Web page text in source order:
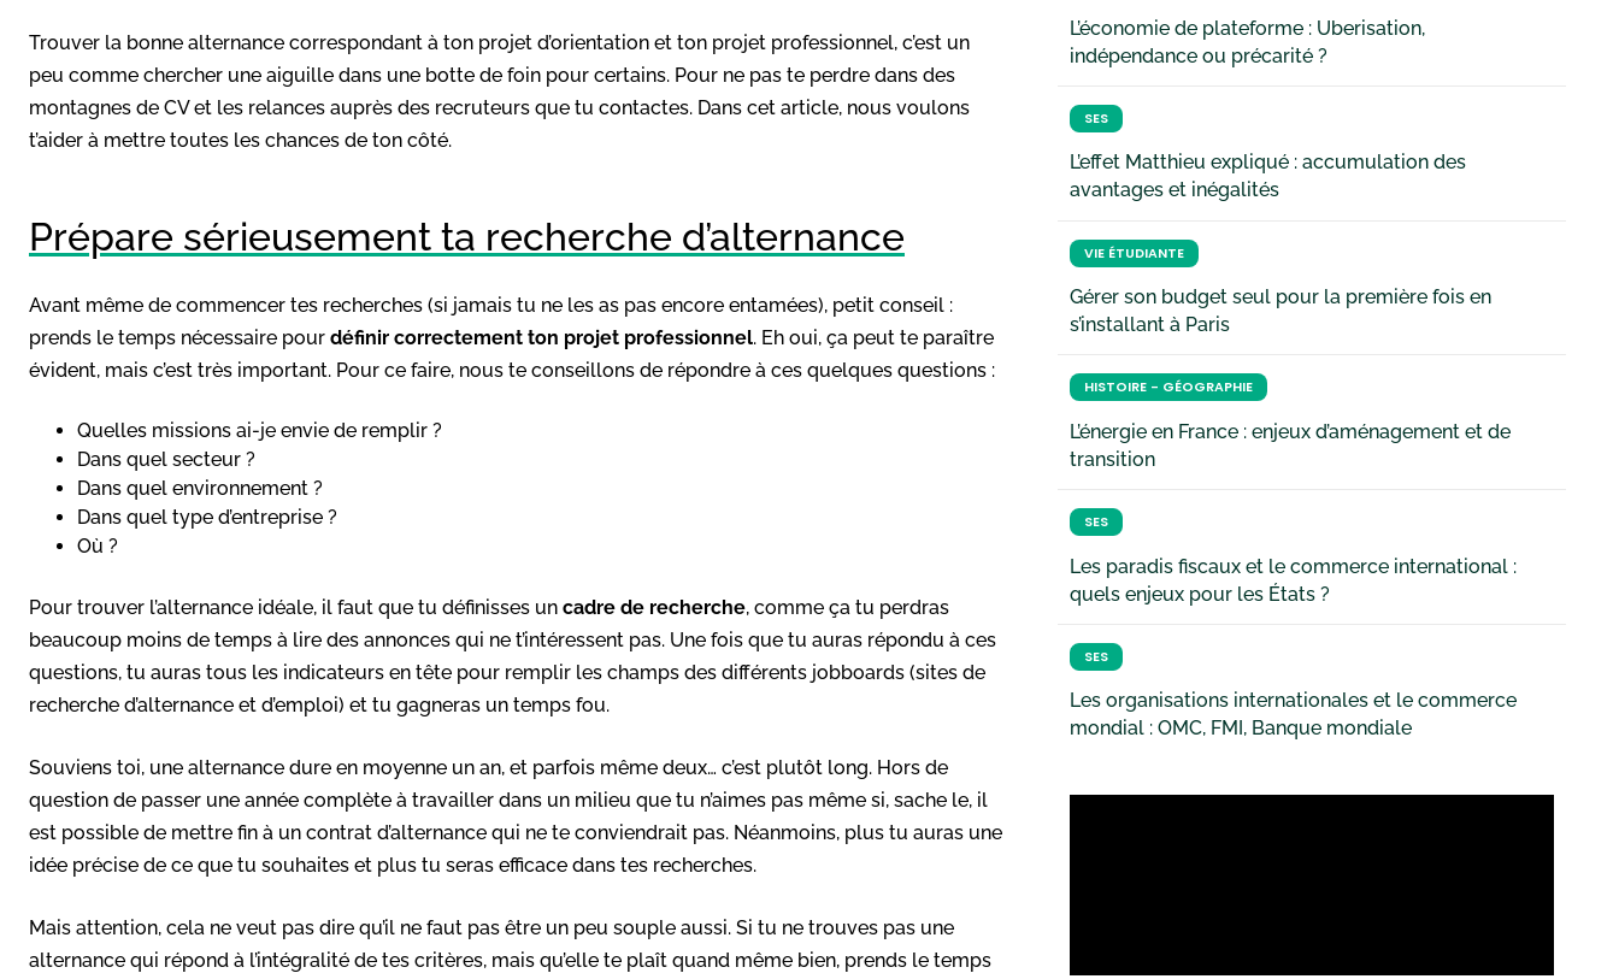
Trouver la bonne alternance correspondant à ton projet d’orientation et ton projet professionnel, c’est un
peu comme chercher une aiguille dans une botte de foin pour certains. Pour ne pas te perdre dans des
montagnes de CV et les relances auprès des recruteurs que tu contactes. Dans cet article, nous voulons
t’aider à mettre toutes les chances de ton côté.
Prépare sérieusement ta recherche d’alternance
Avant même de commencer tes recherches (si jamais tu ne les as pas encore entamées), petit conseil :
prends le temps nécessaire pour définir correctement ton projet professionnel. Eh oui, ça peut te paraître
évident, mais c’est très important. Pour ce faire, nous te conseillons de répondre à ces quelques questions :
Quelles missions ai-je envie de remplir ?
Dans quel secteur ?
Dans quel environnement ?
Dans quel type d’entreprise ?
Où ?
Pour trouver l’alternance idéale, il faut que tu définisses un cadre de recherche, comme ça tu perdras
beaucoup moins de temps à lire des annonces qui ne t’intéressent pas. Une fois que tu auras répondu à ces
questions, tu auras tous les indicateurs en tête pour remplir les champs des différents jobboards (sites de
recherche d’alternance et d’emploi) et tu gagneras un temps fou.
Souviens toi, une alternance dure en moyenne un an, et parfois même deux… c’est plutôt long. Hors de
question de passer une année complète à travailler dans un milieu que tu n’aimes pas même si, sache le, il
est possible de mettre fin à un contrat d’alternance qui ne te conviendrait pas. Néanmoins, plus tu auras une
idée précise de ce que tu souhaites et plus tu seras efficace dans tes recherches.
Mais attention, cela ne veut pas dire qu’il ne faut pas être un peu souple aussi. Si tu ne trouves pas une
alternance qui répond à l’intégralité de tes critères, mais qu’elle te plaît quand même bien, prends le temps
L’économie de plateforme : Uberisation,
indépendance ou précarité ?
SES
L’effet Matthieu expliqué : accumulation des
avantages et inégalités
VIE ÉTUDIANTE
Gérer son budget seul pour la première fois en
s’installant à Paris
HISTOIRE - GÉOGRAPHIE
L’énergie en France : enjeux d’aménagement et de
transition
SES
Les paradis fiscaux et le commerce international :
quels enjeux pour les États ?
SES
Les organisations internationales et le commerce
mondial : OMC, FMI, Banque mondiale